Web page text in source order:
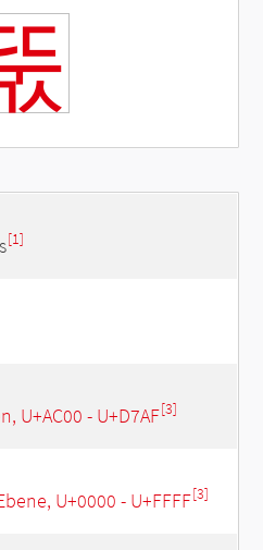
[1]
U+AC00 - U+D7AF[3]
U+0000 - U+FFFF[3]